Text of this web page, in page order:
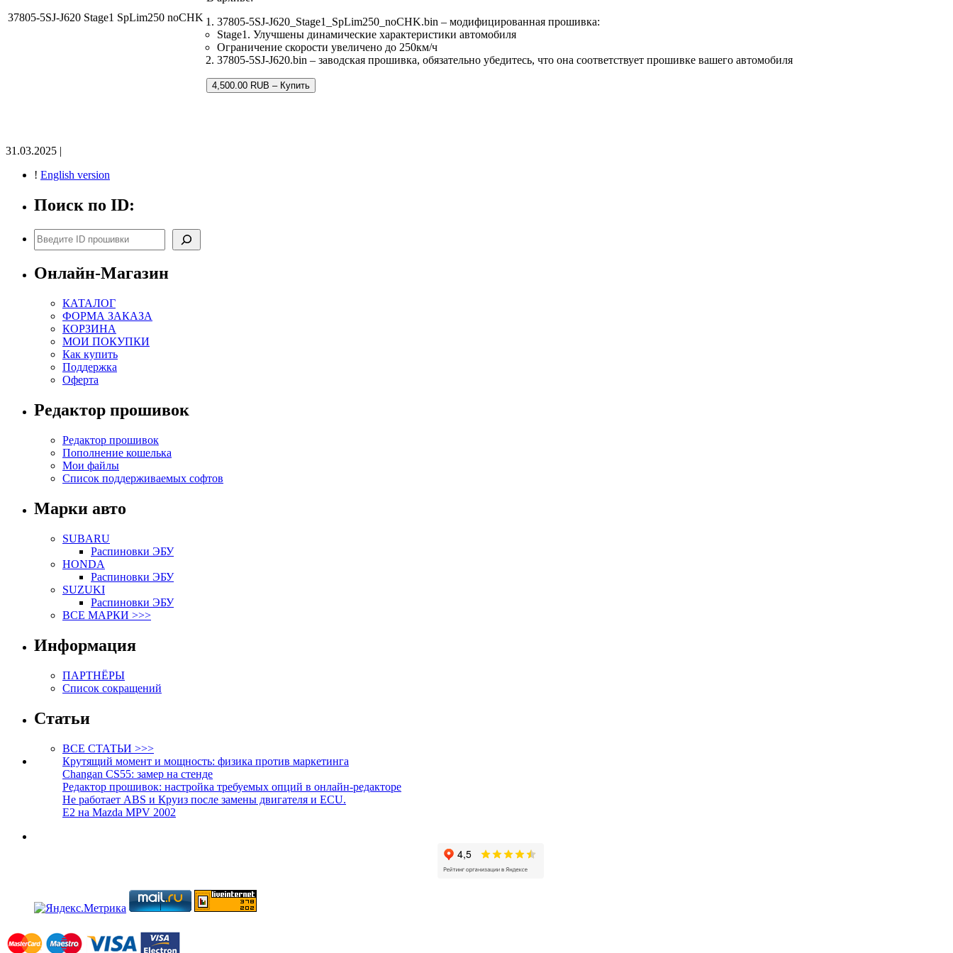
37805-5SJ-J620 Stage1 SpLim250 noCHK
37805-5SJ-J620_Stage1_SpLim250_noCHK.bin – модифицированная прошивка:
Stage1. Улучшены динамические характеристики автомобиля
Ограничение скорости увеличено до 250км/ч
37805-5SJ-J620.bin – заводская прошивка, обязательно убедитесь, что она соответствует прошивке вашего автомобиля
4,500.00 RUB – Купить
31.03.2025 |
! English version
Поиск по ID:
Поиск
Онлайн-Магазин
КАТАЛОГ
ФОРМА ЗАКАЗА
КОРЗИНА
МОИ ПОКУПКИ
Как купить
Поддержка
Оферта
Редактор прошивок
Редактор прошивок
Пополнение кошелька
Мои файлы
Список поддерживаемых софтов
Марки авто
SUBARU
Распиновки ЭБУ
HONDA
Распиновки ЭБУ
SUZUKI
Распиновки ЭБУ
ВСЕ МАРКИ >>>
Информация
ПАРТНЁРЫ
Список сокращений
Статьи
ВСЕ СТАТЬИ >>>
Крутящий момент и мощность: физика против маркетинга
Changan CS55: замер на стенде
Редактор прошивок: настройка требуемых опций в онлайн-редакторе
Не работает ABS и Круиз после замены двигателя и ECU.
E2 на Mazda MPV 2002